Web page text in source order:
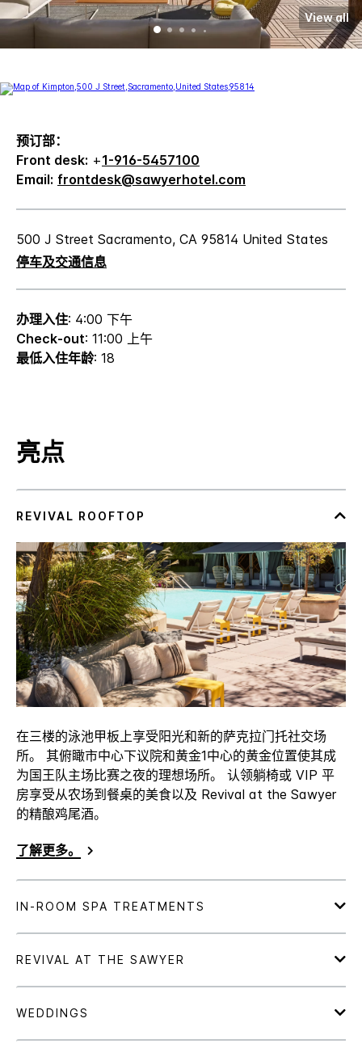
View all
预订部：
Front desk: +1-916-5457100
Email: frontdesk@sawyerhotel.com
500 J Street Sacramento, CA 95814 United States
停车及交通信息
办理入住: 4:00 下午
Check-out: 11:00 上午
最低入住年龄: 18
亮点
在三楼的泳池甲板上享受阳光和新的萨克拉门托社交场
所。 其俯瞰市中心下议院和黄金1中心的黄金位置使其成
为国王队主场比赛之夜的理想场所。 认领躺椅或 VIP 平
房享受从农场到餐桌的美食以及 Revival at the Sawyer
的精酿鸡尾酒。
了解更多。